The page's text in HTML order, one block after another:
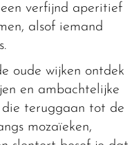
verfijnd aperitief
alsof iemand
oude wijken ontdek
en ambachtelijke
die teruggaan tot de
mozaïeken,